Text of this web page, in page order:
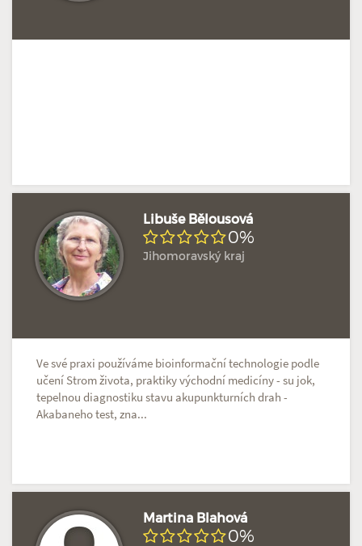
Libuše Bělousová
0%
Jihomoravský kraj
Ve své praxi používáme bioinformační technologie podle
učení Strom života, praktiky východní medicíny - su jok,
tepelnou diagnostiku stavu akupunkturních drah -
Akabaneho test, zna...
Martina Blahová
0%
Doposud žádné hodnocení